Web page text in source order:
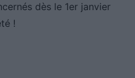
dès le 1er janvier
!